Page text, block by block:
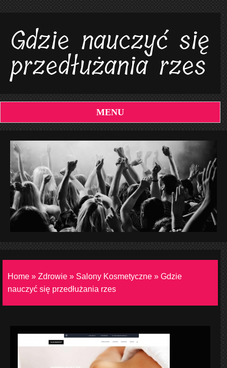
Gdzie nauczyć się
przedłużania rzes
MENU
Home » Zdrowie » Salony Kosmetyczne » Gdzie
nauczyć się przedłużania rzes